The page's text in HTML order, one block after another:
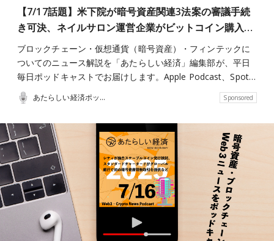
【7/17話題】米下院が暗号資産関連3法案の審議手続
き可決、ネイルサロン運営企業がビットコイン購入…
ブロックチェーン・仮想通貨（暗号資産）・フィンテックに
ついてのニュース解説を「あたらしい経済」編集部が、平日
毎日ポッドキャストでお届けします。Apple Podcast、Spot…
あたらしい経済ポッドキャスト Sponsored